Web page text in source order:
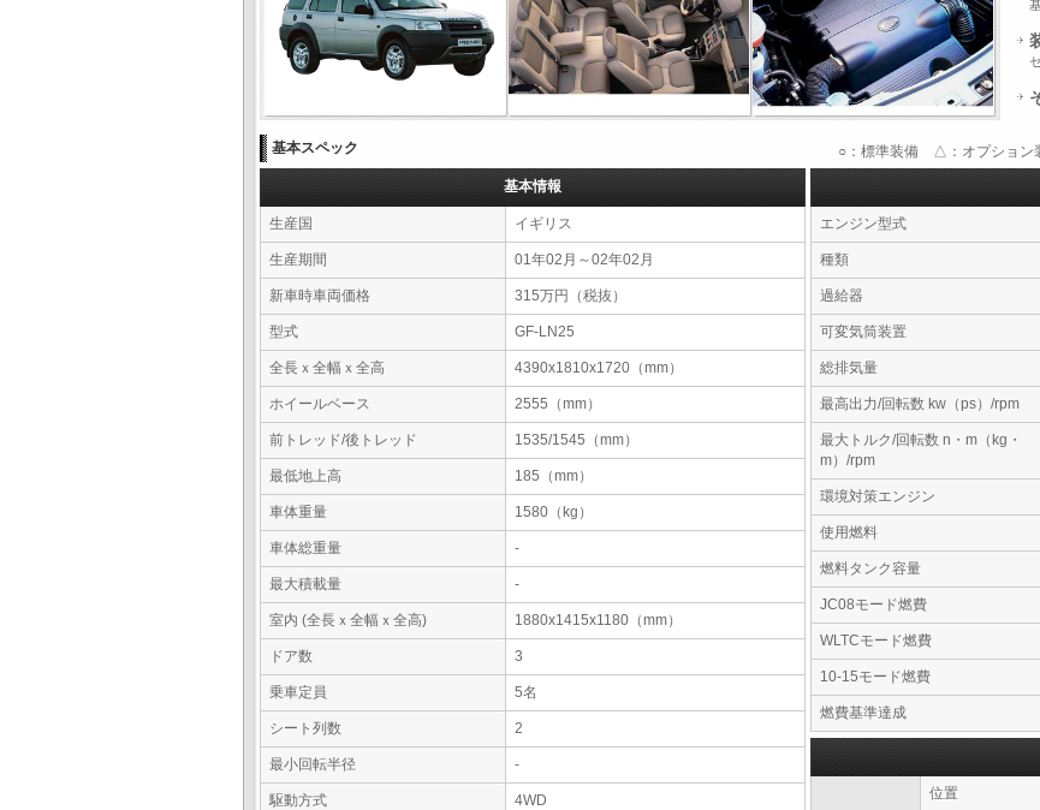
基本スペック ○：標準装備 △：オプション
基本情報
生産国 イギリス
生産期間 01年02月～02年02月
新車時車両価格 315万円（税抜）
型式 GF-LN25
全長ｘ全幅ｘ全高 4390x1810x1720（mm）
ホイールベース 2555（mm）
前トレッド/後トレッド 1535/1545（mm）
最低地上高 185（mm）
車体重量 1580（kg）
車体総重量 -
最大積載量 -
室内 (全長ｘ全幅ｘ全高) 1880x1415x1180（mm）
ドア数 3
乗車定員 5名
シート列数 2
最小回転半径 -
駆動方式 4WD
エンジン型式
種類
過給器
可変気筒装置
総排気量
最高出力/回転数 kw（ps）/rpm
最大トルク/回転数 n・m（kg・
m）/rpm
環境対策エンジン
使用燃料
燃料タンク容量
JC08モード燃費
WLTCモード燃費
10-15モード燃費
燃費基準達成
位置